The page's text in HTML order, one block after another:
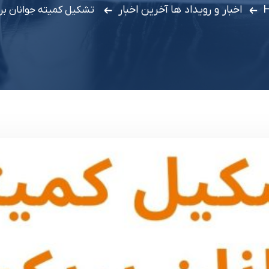
اخبار و رویداد ها آخرین اخبار تشکیل کمیته جوانان